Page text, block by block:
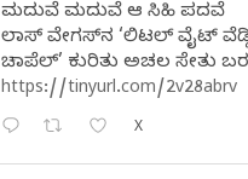
ಮದುವೆ ಮದುವೆ ಆ ಸಿಹಿ ಪದವೆ
ಲಾಸ್‌ ವೇಗಸ್‌ನ ‘ಲಿಟಲ್ ವೈಟ್
ಚಾಪೆಲ್’ ಕುರಿತು ಅಚಲ ಸೇತು
https://tinyurl.com/2v28abrv
X